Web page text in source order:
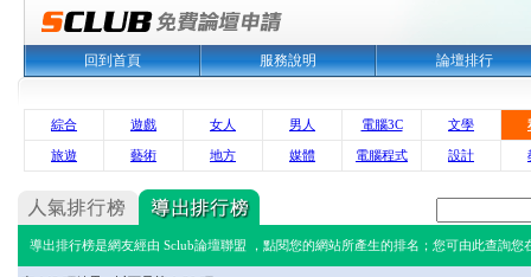
回到首頁 服務說明 論壇排行
綜合 遊戲 女人 男人 電腦3C 文學
旅遊 藝術 地方 媒體 電腦程式 設計
導出排行榜是網友經由 Sclub論壇聯盟 ，點閱您的網站所產生的排名；您可由此查詢您